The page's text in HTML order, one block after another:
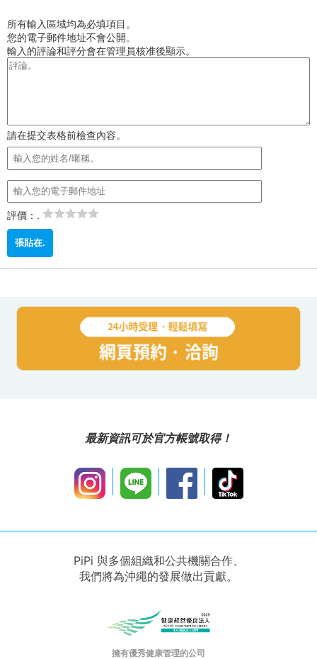
所有輸入區域均為必填項目。
您的電子郵件地址不會公開。
輸入的評論和評分會在管理員核准後顯示。
請在提交表格前檢查內容。
評價：.
最新資訊可於官方帳號取得！
PiPi 與多個組織和公共機關合作、
我們將為沖繩的發展做出貢獻。
擁有優秀健康管理的公司